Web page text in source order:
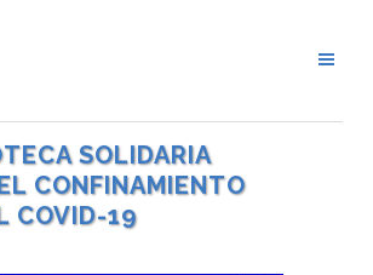
SOLIDARIA
CONFINAMIENTO
COVID-19